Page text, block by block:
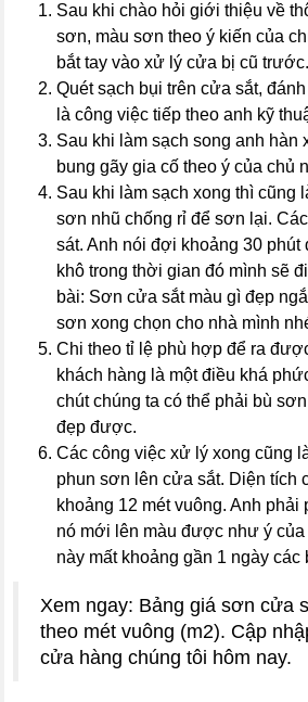
Sau khi chào hỏi giới thiệu về
sơn, màu sơn theo ý kiến của
bắt tay vào xử lý cửa bị cũ trước.
Quét sạch bụi trên cửa sắt,
là công việc tiếp theo anh kỹ
Sau khi làm sạch song anh hàn
bung gãy gia cố theo ý của chủ
Sau khi làm sạch xong thì cũng
sơn nhũ chống rỉ để sơn lại.
sát. Anh nói đợi khoảng 30 phút
khô trong thời gian đó mình sẽ
bài: Sơn cửa sắt màu gì đẹp
sơn xong chọn cho nhà mình
Chi theo tỉ lệ phù hợp để ra
khách hàng là một điều khá
chút chúng ta có thể phải bù
đẹp được.
Các công việc xử lý xong cũng
phun sơn lên cửa sắt. Diện tích
khoảng 12 mét vuông. Anh
nó mới lên màu được như ý
này mất khoảng gần 1 ngày các
Xem ngay: Bảng giá sơn cửa
theo mét vuông (m2). Cập
cửa hàng chúng tôi hôm nay.